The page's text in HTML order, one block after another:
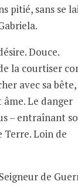
pitié, sans se
Douce.
la courtiser
avec sa bête,
Le danger
– entraînant
Loin de
de